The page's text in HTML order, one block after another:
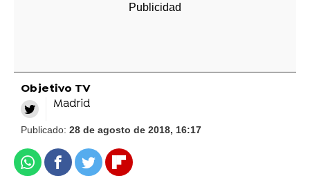
Objetivo TV
Madrid
Publicado: 28 de agosto de 2018, 16:17
WhatsappFacebook
TwitterFlipboard